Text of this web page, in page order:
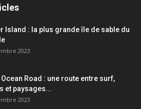
Island : la plus grande île de sable du
2023
Ocean Road : une route entre surf,
et paysages...
2023